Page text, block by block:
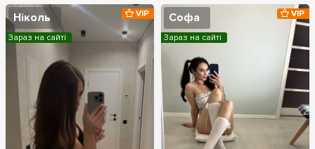
Ніколь VIP
Зараз на сайті
Софа VIP
Зараз на сайті